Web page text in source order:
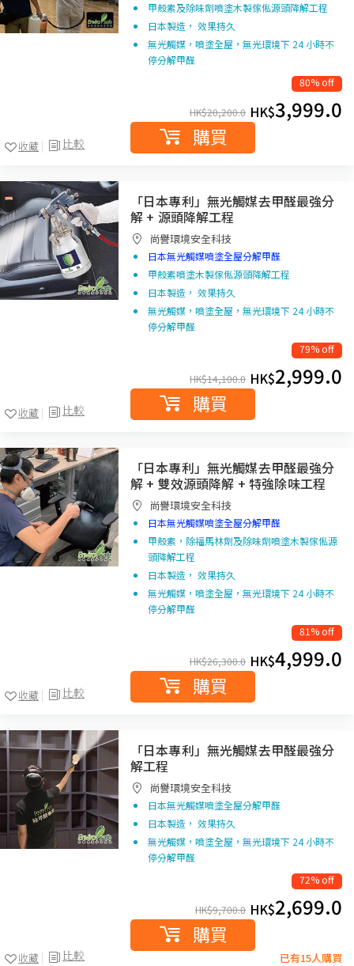
比較
收藏
甲殼素及除味劑噴塗木製傢俬源頭降解工程
日本製造， 效果持久
無光觸媒，噴塗全屋，無光環境下 24 小時不
停分解甲醛
80% off
HK$20,200.0 HK$3,999.0
購買
比較
收藏
「日本專利」無光觸媒去甲醛最強分
解 + 源頭降解工程
尚譽環境安全科技
日本無光觸媒噴塗全屋分解甲醛
甲殼素噴塗木製傢俬源頭降解工程
日本製造， 效果持久
無光觸媒，噴塗全屋，無光環境下 24 小時不
停分解甲醛
79% off
HK$14,100.0 HK$2,999.0
購買
比較
收藏
「日本專利」無光觸媒去甲醛最強分
解 + 雙效源頭降解 + 特強除味工程
尚譽環境安全科技
日本無光觸媒噴塗全屋分解甲醛
甲殼素，除福馬林劑及除味劑噴塗木製傢俬源
頭降解工程
日本製造， 效果持久
無光觸媒，噴塗全屋，無光環境下 24 小時不
停分解甲醛
81% off
HK$26,300.0 HK$4,999.0
購買
比較
收藏
「日本專利」無光觸媒去甲醛最強分
解工程
尚譽環境安全科技
日本無光觸媒噴塗全屋分解甲醛
日本製造， 效果持久
無光觸媒，噴塗全屋，無光環境下 24 小時不
停分解甲醛
72% off
HK$9,700.0 HK$2,699.0
購買
已有15人購買